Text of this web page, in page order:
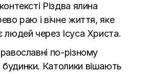
Різдва ялина
раю і вічне життя, яке
людей через Ісуса Христа.
по-різному
Католики вішають